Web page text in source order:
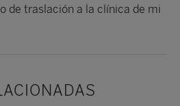
de traslación a la clínica de mi